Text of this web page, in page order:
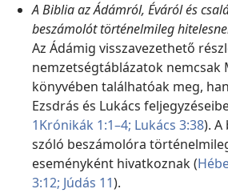
A Biblia az Ádámról, Éváról és
beszámolót történelmileg
Az Ádámig visszavezethető
nemzetségtáblázatok nemcsak
könyvében találhatóak meg,
Ezsdrás és Lukács
1Krónikák 1:1–4; Lukács 3:38).
szóló beszámolóra
eseményként hivatkoznak (
3:12; Júdás 11).